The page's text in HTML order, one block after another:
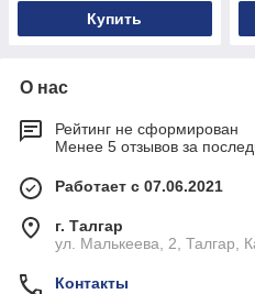
Купить
О нас
Рейтинг не сформирован
Менее 5 отзывов за
Работает с 07.06.2021
г. Талгар
ул. Малькеева, 2, Талгар,
Контакты